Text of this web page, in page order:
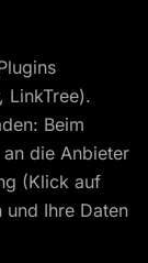
LinkTree).
Beim
die Anbieter
(Klick auf
Ihre Daten